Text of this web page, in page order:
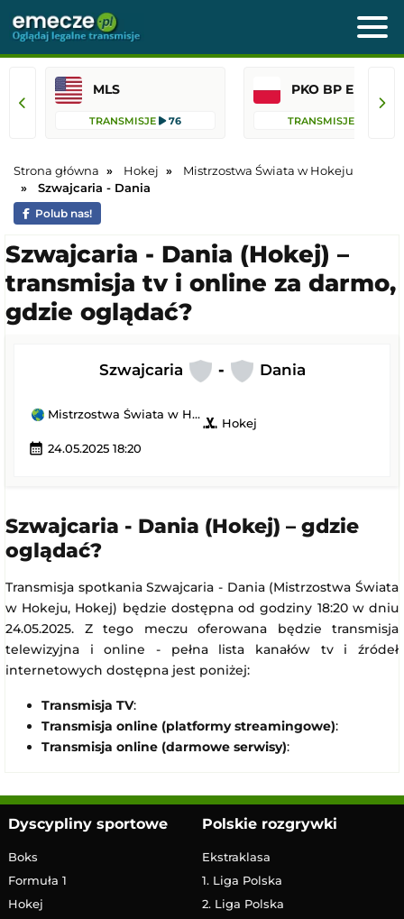
MLS
TRANSMISJE 76 TRANSMISJE
Strona główna Hokej
Mistrzostwa Świata w Hokeju
Szwajcaria - Dania
Polub nas!
Szwajcaria - Dania (Hokej) –
transmisja tv i online za darmo,
gdzie oglądać?
Szwajcaria - Dania
Mistrzostwa Świata w Hokeju
sports_hockey Hokej
calendar_month 24.05.2025 18:20
Szwajcaria - Dania (Hokej) – gdzie
oglądać?
Transmisja spotkania Szwajcaria - Dania (Mistrzostwa Świata
w Hokeju, Hokej) będzie dostępna od godziny 18:20 w dniu
24.05.2025. Z tego meczu oferowana będzie transmisja
telewizyjna i online - pełna lista kanałów tv i źródeł
internetowych dostępna jest poniżej:
Transmisja TV:
Transmisja online (platformy streamingowe):
Transmisja online (darmowe serwisy):
Dyscypliny sportowe
Boks
Formuła 1
Hokej
Polskie rozgrywki
Ekstraklasa
1. Liga Polska
2. Liga Polska